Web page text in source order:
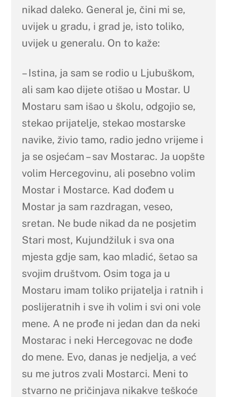
nikad daleko. General je, čini mi se,
uvijek u gradu, i grad je, isto toliko,
uvijek u generalu. On to kaže:
– Istina, ja sam se rodio u Ljubuškom,
ali sam kao dijete otišao u Mostar. U
Mostaru sam išao u školu, odgojio se,
stekao prijatelje, stekao mostarske
navike, živio tamo, radio jedno vrijeme i
ja se osjećam – sav Mostarac. Ja uopšte
volim Hercegovinu, ali posebno volim
Mostar i Mostarce. Kad dođem u
Mostar ja sam razdragan, veseo,
sretan. Ne bude nikad da ne posjetim
Stari most, Kujundžiluk i sva ona
mjesta gdje sam, kao mladić, šetao sa
svojim društvom. Osim toga ja u
Mostaru imam toliko prijatelja i ratnih i
poslijeratnih i sve ih volim i svi oni vole
mene. A ne prođe ni jedan dan da neki
Mostarac i neki Hercegovac ne dođe
do mene. Evo, danas je nedjelja, a već
su me jutros zvali Mostarci. Meni to
stvarno ne pričinjava nikakve teškoće